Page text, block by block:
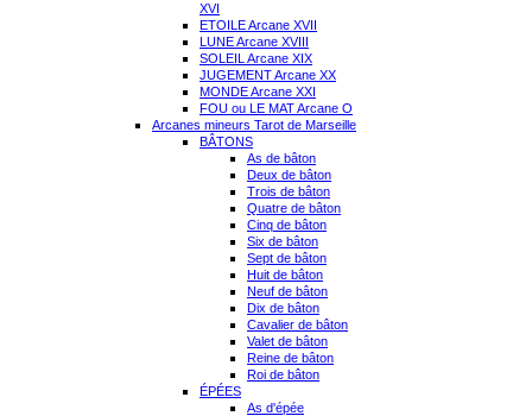
XVI
ETOILE Arcane XVII
LUNE Arcane XVIII
SOLEIL Arcane XIX
JUGEMENT Arcane XX
MONDE Arcane XXI
FOU ou LE MAT Arcane O
Arcanes mineurs Tarot de Marseille
BÂTONS
As de bâton
Deux de bâton
Trois de bâton
Quatre de bâton
Cinq de bâton
Six de bâton
Sept de bâton
Huit de bâton
Neuf de bâton
Dix de bâton
Cavalier de bâton
Valet de bâton
Reine de bâton
Roi de bâton
ÉPÉES
As d'épée